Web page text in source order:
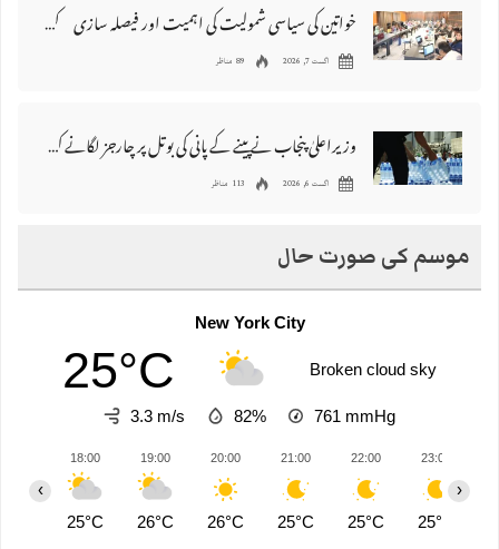
خواتین کی سیاسی شمولیت کی اہمیت اور فیصلہ سازی کے عمل میں فعال کردار
اگست 7, 2026 89 مناظر
وزیراعلیٰ پنجاب نے پینے کے پانی کی بوتل پر چارجز لگانے کی تجویز مستر دکر دی
اگست 6, 2026 113 مناظر
موسم کی صورت حال
New York City
25°C Broken cloud sky
3.3 m/s 82% 761 mmHg
18:00
25°C
19:00
26°C
20:00
26°C
21:00
25°C
22:00
25°C
23:00
25°C
‹ ›